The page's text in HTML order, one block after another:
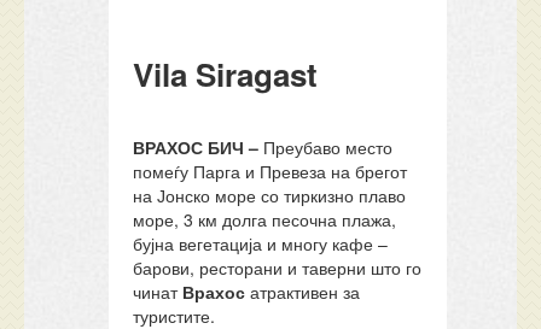
Vila Siragast
ВРАХОС БИЧ – Преубаво место
помеѓу Парга и Превеза на брегот
на Јонско море со тиркизно плаво
море, 3 км долга песочна плажа,
бујна вегетација и многу кафе –
барови, ресторани и таверни што го
чинат Врахос атрактивен за
туристите.